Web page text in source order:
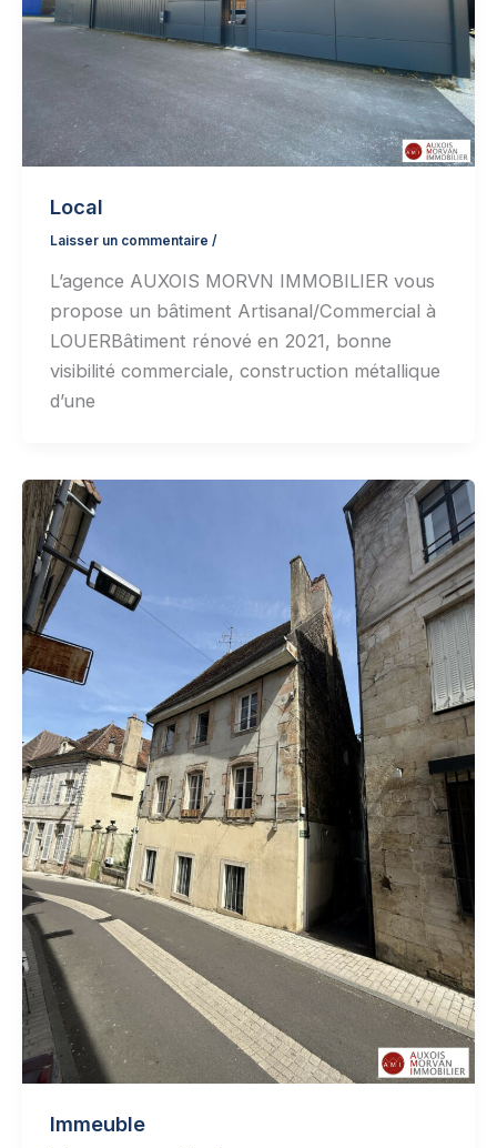
Local
Laisser un commentaire /
L’agence AUXOIS MORVN IMMOBILIER vous
propose un bâtiment Artisanal/Commercial à
LOUERBâtiment rénové en 2021, bonne
visibilité commerciale, construction métallique
d’une
Immeuble